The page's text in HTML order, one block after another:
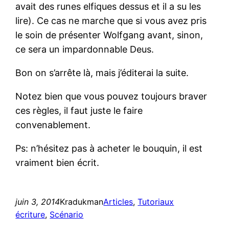
avait des runes elfiques dessus et il a su les
lire). Ce cas ne marche que si vous avez pris
le soin de présenter Wolfgang avant, sinon,
ce sera un impardonnable Deus.
Bon on s’arrête là, mais j’éditerai la suite.
Notez bien que vous pouvez toujours braver
ces règles, il faut juste le faire
convenablement.
Ps: n’hésitez pas à acheter le bouquin, il est
vraiment bien écrit.
juin 3, 2014KradukmanArticles, Tutoriaux
écriture, Scénario